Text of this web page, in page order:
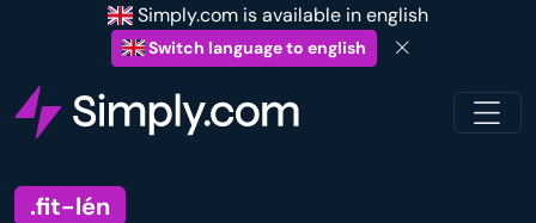
Simply.com is available in english
Switch language to english
.fit-lén